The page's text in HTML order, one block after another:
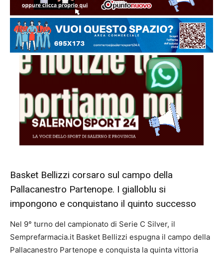
Basket Bellizzi corsaro sul campo della
Pallacanestro Partenope. I gialloblu si
impongono e conquistano il quinto successo
Nel 9° turno del campionato di Serie C Silver, il
Semprefarmacia.it Basket Bellizzi espugna il campo della
Pallacanestro Partenope e conquista la quinta vittoria